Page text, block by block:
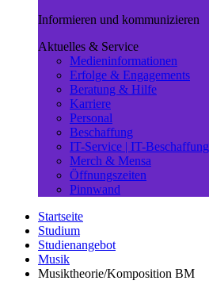
Informieren und kommunizieren
Aktuelles & Service
Medieninformationen
Erfolge & Engagements
Beratung & Hilfe
Karriere
Personal
Beschaffung
IT-Service | IT-Beschaffung
Merch & Mensa
Öffnungszeiten
Pinnwand
Startseite
Studium
Studienangebot
Musik
Musiktheorie/Komposition BM